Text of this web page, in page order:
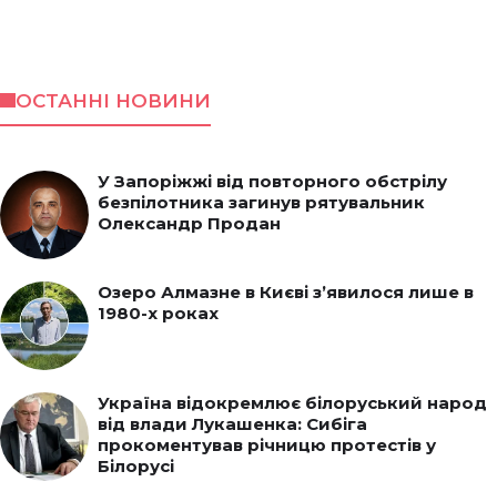
ОСТАННІ НОВИНИ
У Запоріжжі від повторного обстрілу
безпілотника загинув рятувальник
Олександр Продан
Озеро Алмазне в Києві з’явилося лише в
1980-х роках
Україна відокремлює білоруський народ
від влади Лукашенка: Сибіга
прокоментував річницю протестів у
Білорусі